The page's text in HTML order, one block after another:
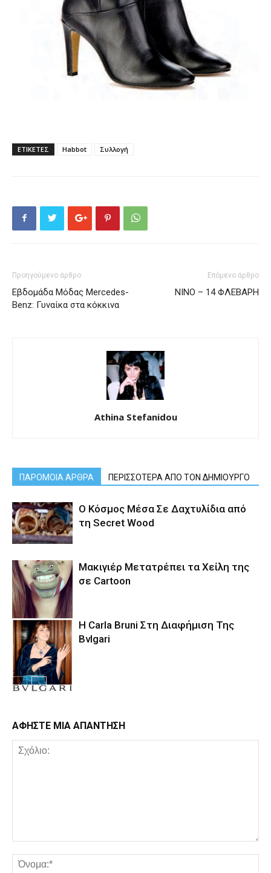
ΕΤΙΚΕΤΕΣ Habbot Συλλογή
Προηγούμενο άρθρο
Εβδομάδα Μόδας Mercedes-
Benz: Γυναίκα στα κόκκινα
Επόμενο άρθρο
ΝΙΝΟ – 14 ΦΛΕΒΑΡΗ
Athina Stefanidou
ΠΑΡΟΜΟΙΑ ΑΡΘΡΑ ΠΕΡΙΣΣΟΤΕΡΑ ΑΠΟ ΤΟΝ ΔΗΜΙΟΥΡΓΟ
Ο Κόσμος Μέσα Σε Δαχτυλίδια από
τη Secret Wood
Μακιγιέρ Μετατρέπει τα Χείλη της
σε Cartoon
Η Carla Bruni Στη Διαφήμιση Της
Bvlgari
ΑΦΗΣΤΕ ΜΙΑ ΑΠΑΝΤΗΣΗ